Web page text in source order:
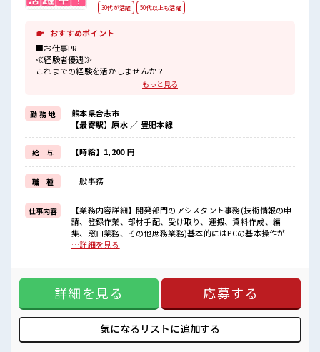
30代が活躍 50代以上も活躍
おすすめポイント
■お仕事PR
≪経験者優遇≫
これまでの経験を活かしませんか？
≪女性も活躍中の職場≫
もちろん男性の応募もOKですよ！
≪適度な残業でお給料UP≫
残業は月20時間未満で、
ほどよく稼げます♪
≪髪型自由≫
基本的に髪色自由で明るすぎたり奇抜でなければOKです！
(規定有)≪様々なお仕事をご提案≫
一人で悩まず気軽に相談できる、
派遣のお仕事です！
■職場の雰囲気
女性も活躍しやすい雰囲気の職場です！
一息つける休憩スペースもあります！
ロッカーあり！
安心してお仕事に集中♪
もっと見る
勤 務 地
熊本県合志市
【最寄駅】原水 ／ 豊肥本線
給 与 【時給】1,200 円
職 種 一般事務
仕事内容
【業務内容詳細】開発部門のアシスタント事務(技術情報の申
請、登録作業、部材手配、受け取り、運搬、資料作成、編
集、窓口業務、その他庶務業務)基本的にはPCの基本操作が出
来ればOK。【取扱製品情報】コータ/デベロッパ、サーフェ
はちょっとだけ…という方もOK！ ≪女性も活躍中の職場≫
もちろん男性の応募もOKですよ！ ≪適度な残業でお給料
UP≫ 残業は月20時間未満で、 ほどよく稼げます♪ ≪髪型自
由≫ 基本的に髪色自由で明るすぎたり奇抜でなければOKで
す！ (規定有)≪様々なお仕事をご提案≫ 一人で悩まず気軽に
相談できる、 派遣のお仕事です！ ■職場の雰囲気 女性も活躍
…詳細を見る
詳細を見る 応募する
気になるリストに追加する